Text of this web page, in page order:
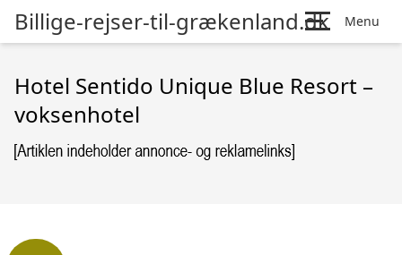
Billige-rejser-til-grækenland.dk Menu
Hotel Sentido Unique Blue Resort –
voksenhotel